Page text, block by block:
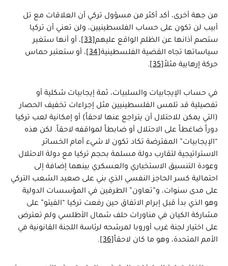
من جهة أخرى، أكد أكثر من مسؤول تركي أن العلاقات مع تل
أبيب لن تكون على حساب الفلسطينيين، ولن تعني أن تركيا
ستصم آذانها عن الظلم الواقع عليهم[33]
، أو أنها ستغير
سياساتها تجاه القضية الفلسطينية[34]
، أو ستعتبر حماس
حركة إرهابية مثلاً[35]
.
في حساب الإيجابيات والسلبيات، ثمة إيجابيات شكلية أو
تفصيلية قد تلمس الفلسطينيين مثل إجراءات تخفيف الحصار
(التي يمكن للاحتلال أن يتراجع عنها لاحقاً) أو إمكانية لعب تركيا
دوراً ضاغطاً على الاحتلال أو ضابطاً لمواقفه لاحقاً. لكن هذه
“الإيجابيات” المفترضة تكاد تكون لا شيء أمام الخسائر
الاستراتيجية لتقارب دولة مسلمة بحجم تركيا مع دولة الاحتلال
وعودة التنسيق الاستخباري والعسكري بينهما إضافة إلى
احتمالية كسر الحاجز النفسي الذي بني على صعيد الشعب التركي
على مدى سنوات، و”تعاون” الطرفين في المؤسسات الدولية
وهو الذي بدأ قبل إبرام الاتفاق حين رفعت تركيا “الفيتو” على
مشاركة الكيان في مناورات حلف شمال الأطلسي ولم تعترض
على اختيار لجنة غرب أوروبا لمرشحه لرئاسة اللجنة القانونية في
الأمم المتحدة، وهو ما كان لاحقاً[36]
.